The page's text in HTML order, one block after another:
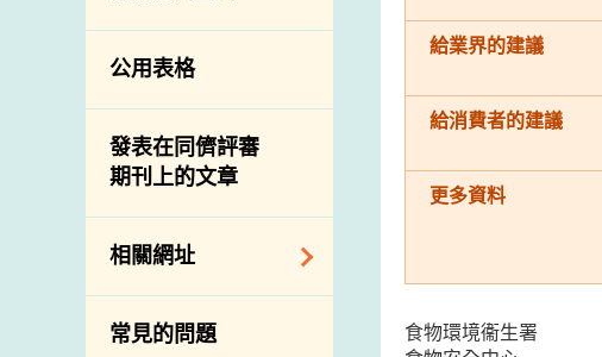
高風險食物
抗菌素耐藥性
結果
屠房及肉類檢驗
項目及活動
資訊平台
下載
公開比賽
公用表格
發表在同儕評審
期刊上的文章
相關網址
相關政府部門／機
構
常見的問題
給業界的建議
給消費者的建議
更多資料
食物環境衞生署